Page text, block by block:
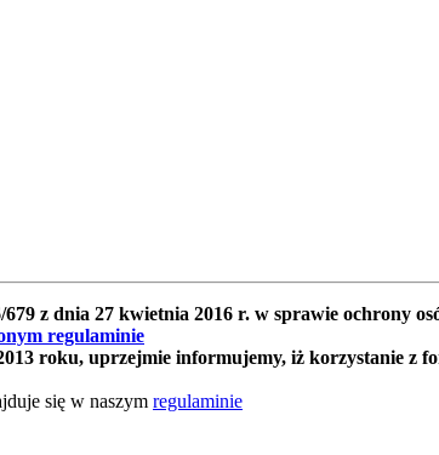
z dnia 27 kwietnia 2016 r. w sprawie ochrony
regulaminie
roku, uprzejmie informujemy, iż korzystanie z
się w naszym regulaminie